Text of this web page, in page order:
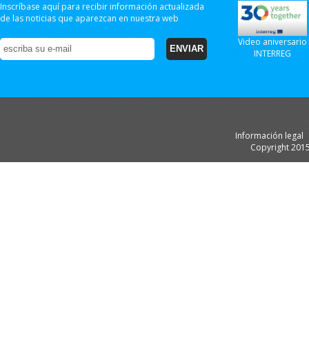
Inscríbase aquí para recibir información actualizada
de las noticias que aparezcan en nuestra web
Video aniversario
INTERREG
Información legal
Copyright